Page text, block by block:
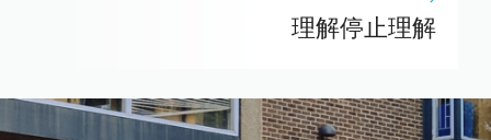
理解停止理解